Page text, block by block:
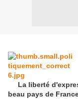
La liberté
beau pays de